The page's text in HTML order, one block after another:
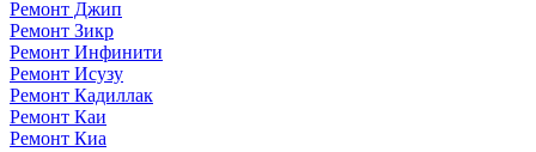
Ремонт Джип
Ремонт Зикр
Ремонт Инфинити
Ремонт Исузу
Ремонт Кадиллак
Ремонт Каи
Ремонт Киа